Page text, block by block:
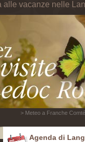
alle vacanze nelle
> Meteo a Franche
Agenda di